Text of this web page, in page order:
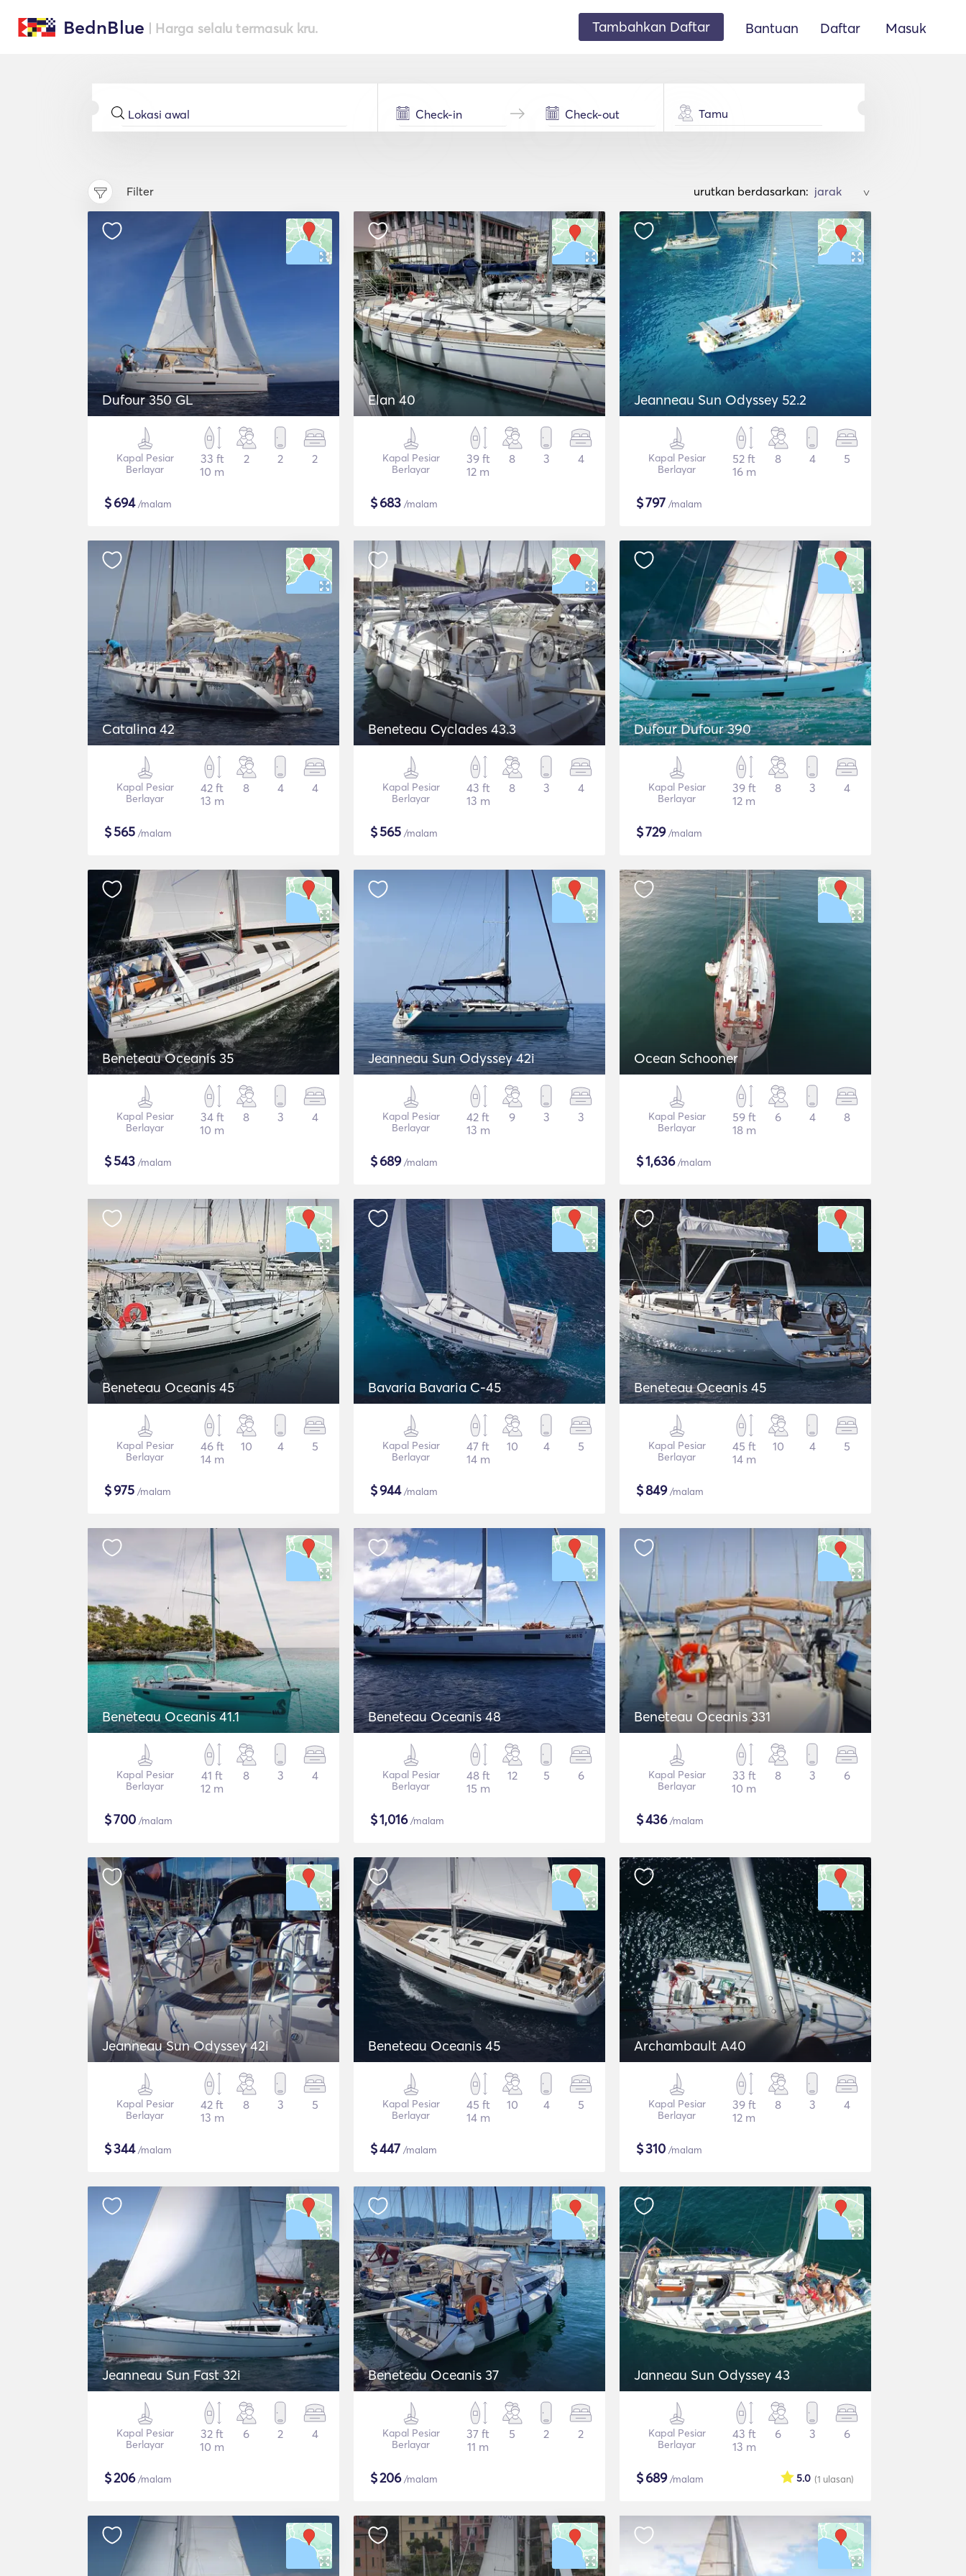
BednBlue | Harga selalu termasuk kru. Tambahkan Daftar Bantuan Daftar Masuk
Tamu
Filter urutkan berdasarkan: >
Dufour 350 GL
Kapal Pesiar
Berlayar
33 ft
10 m
2 2 2
$694/malam
Elan 40
Kapal Pesiar
Berlayar
39 ft
12 m
8 3 4
$683 /malam
Jeanneau Sun Odyssey 52.2
Kapal Pesiar
Berlayar
52 ft
16 m
8 4 5
$797 /malam
Catalina 42
Kapal Pesiar
Berlayar
42 ft
13 m
8 4 4
$565 /malam
Beneteau Cyclades 43.3
Kapal Pesiar
Berlayar
43 ft
13 m
8 3 4
$565 /malam
Dufour Dufour 390
Kapal Pesiar
Berlayar
39 ft
12 m
8 3 4
$729/malam
Beneteau Oceanis 35
Kapal Pesiar
Berlayar
34 ft
10 m
8 3 4
$543 /malam
Jeanneau Sun Odyssey 42i
Kapal Pesiar
Berlayar
42 ft
13 m
9 3 3
$689/malam
Ocean Schooner
Kapal Pesiar
Berlayar
59 ft
18 m
6 4 8
$1,636/malam
Beneteau Oceanis 45
Kapal Pesiar
Berlayar
46 ft
14 m
10 4 5
$975 /malam
Bavaria Bavaria C-45
Kapal Pesiar
Berlayar
47 ft
14 m
10 4 5
$944/malam
Beneteau Oceanis 45
Kapal Pesiar
Berlayar
45 ft
14 m
10 4 5
$849/malam
Beneteau Oceanis 41.1
Kapal Pesiar
Berlayar
41 ft
12 m
8 3 4
$700 /malam
Beneteau Oceanis 48
Kapal Pesiar
Berlayar
48 ft
15 m
12 5 6
$1,016/malam
Beneteau Oceanis 331
Kapal Pesiar
Berlayar
33 ft
10 m
8 3 6
$436/malam
Jeanneau Sun Odyssey 42i
Kapal Pesiar
Berlayar
42 ft
13 m
8 3 5
$344/malam
Beneteau Oceanis 45
Kapal Pesiar
Berlayar
45 ft
14 m
10 4 5
$447 /malam
Archambault A40
Kapal Pesiar
Berlayar
39 ft
12 m
8 3 4
$310 /malam
Jeanneau Sun Fast 32i
Kapal Pesiar
Berlayar
32 ft
10 m
6 2 4
$206/malam
Beneteau Oceanis 37
Kapal Pesiar
Berlayar
37 ft
11 m
5 2 2
$206/malam
Janneau Sun Odyssey 43
Kapal Pesiar
Berlayar
43 ft
13 m
6 3 6
$689/malam (1 ulasan)
5.0